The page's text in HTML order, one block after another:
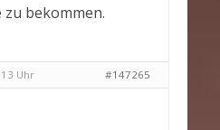
bekommen.
Uhr #147265